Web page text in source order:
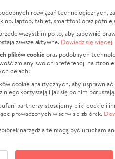
Informacje
Jak to działa?
Regulamin
Polityka Prywatności
Kontakt
Porównanie serwisów
Polityka plików cookie
Zarządzaj zgodami
rozwiązań technologicznych,
np. laptop, tablet, smartfon) oraz
wszystkim po to, aby zapewnić
zawsze aktywne. Dowiedz się więcej
plików cookieoraz podobnych
zmiany swoich preferencji na
celach:
cookie analitycznych, aby
niego korzystają i jak się po nim
partnerzy stosujemy pliki cookie i
prowadzonych w serwisie zbiórek.
narzędzia te mogą być